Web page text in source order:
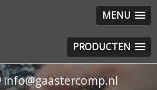
MENU
PRODUCTEN
info@gaastercomp.nl